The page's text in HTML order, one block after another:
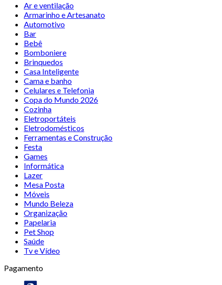
Ar e ventilação
Armarinho e Artesanato
Automotivo
Bar
Bebê
Bomboniere
Brinquedos
Casa Inteligente
Cama e banho
Celulares e Telefonia
Copa do Mundo 2026
Cozinha
Eletroportáteis
Eletrodomésticos
Ferramentas e Construção
Festa
Games
Informática
Lazer
Mesa Posta
Móveis
Mundo Beleza
Organização
Papelaria
Pet Shop
Saúde
Tv e Vídeo
Pagamento